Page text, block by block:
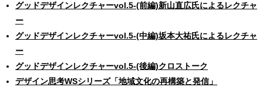
グッドデザインレクチャーvol.5-(前編)新山直広氏によるレクチャ
ー
グッドデザインレクチャーvol.5-(中編)坂本大祐氏によるレクチャ
ー
グッドデザインレクチャーvol.5-(後編)クロストーク
デザイン思考WSシリーズ「地域文化の再構築と発信」